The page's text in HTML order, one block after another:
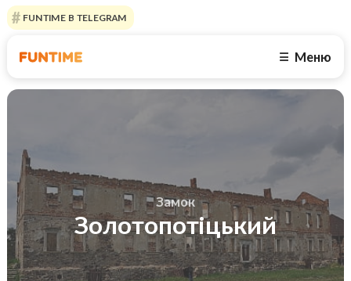
FUNTIME В TELEGRAM
☰ Меню
Замок
Золотопотіцький